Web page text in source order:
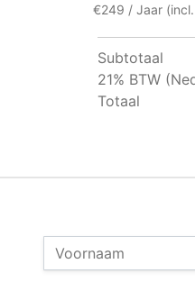
Naam:
Voornaam
€249 / Jaar
Subtotaal
21% BTW
Totaal